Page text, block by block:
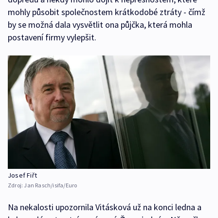
mohly působit společnostem krátkodobé ztráty - čímž
by se možná dala vysvětlit ona půjčka, která mohla
postavení firmy vylepšit.
Josef Fiřt
Zdroj: Jan Rasch/isifa/Euro
Na nekalosti upozornila Vitásková už na konci ledna a